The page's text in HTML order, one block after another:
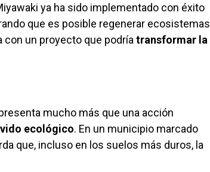
ya ha sido implementado con éxito
que es posible regenerar ecosistemas
con un proyecto que podría transformar la
mucho más que una acción
ecológico. En un municipio marcado
que, incluso en los suelos más duros, la